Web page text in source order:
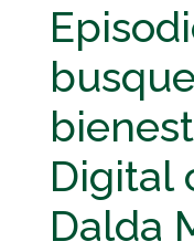
Digital
Dalda